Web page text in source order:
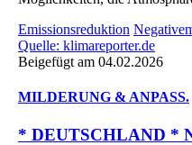
Emissionsreduktion
Quelle: klimareporter.de
Beigefügt am 04.02.2026
MILDERUNG & ANPASS.
* DEUTSCHLAND *